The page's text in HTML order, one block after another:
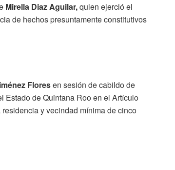
Mirella Diaz Aguilar,quien ejerció el
de hechos presuntamente constitutivos
Floresen sesión de cabildo de
Estado de Quintana Roo en el Artículo
y vecindad mínima de cinco